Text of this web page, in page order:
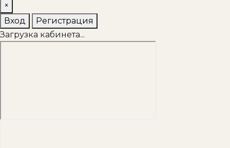
×
Вход
Регистрация
Загрузка кабинета...